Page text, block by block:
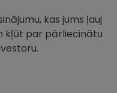
kas jums ļauj
kļūt par pārliecinātu